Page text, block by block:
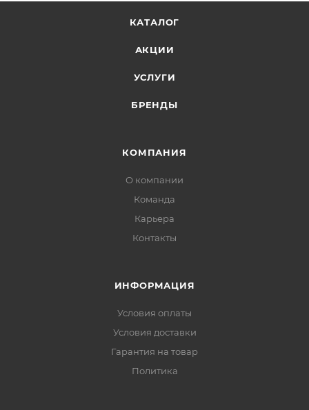
КАТАЛОГ
АКЦИИ
УСЛУГИ
БРЕНДЫ
КОМПАНИЯ
О компании
Команда
Карьера
Контакты
ИНФОРМАЦИЯ
Условия оплаты
Условия доставки
Гарантия на товар
Политика